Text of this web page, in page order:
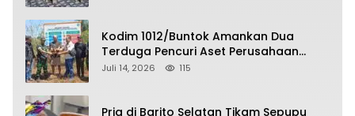
Kodim 1012/Buntok Amankan Dua
Terduga Pencuri Aset Perusahaan
Sitaan Satgas PKH, Satu Paket Diduga
Juli 14, 2026 115
Pria di Barito Selatan Tikam Sepupu